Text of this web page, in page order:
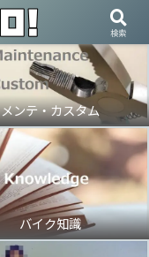
メンテ・カスタム
バイク知識
検索